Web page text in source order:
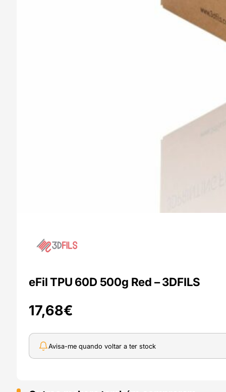
eFil TPU 60D 500g Red – 3DFILS
17,68€
Avisa-me quando voltar a ter stock